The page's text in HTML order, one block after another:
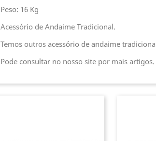
Peso: 16 Kg
Acessório de Andaime Tradicional.
Temos outros acessório de andaime
Pode consultar no nosso site por mais artigos.